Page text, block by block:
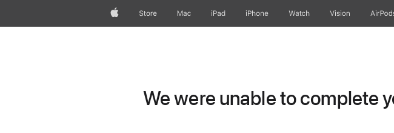
AppleStore Mac iPad iPhone Watch Vision
We were unable to complete